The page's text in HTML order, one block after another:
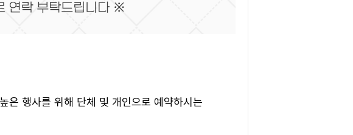
은 행사를 위해 단체 및 개인으로 예약하시는